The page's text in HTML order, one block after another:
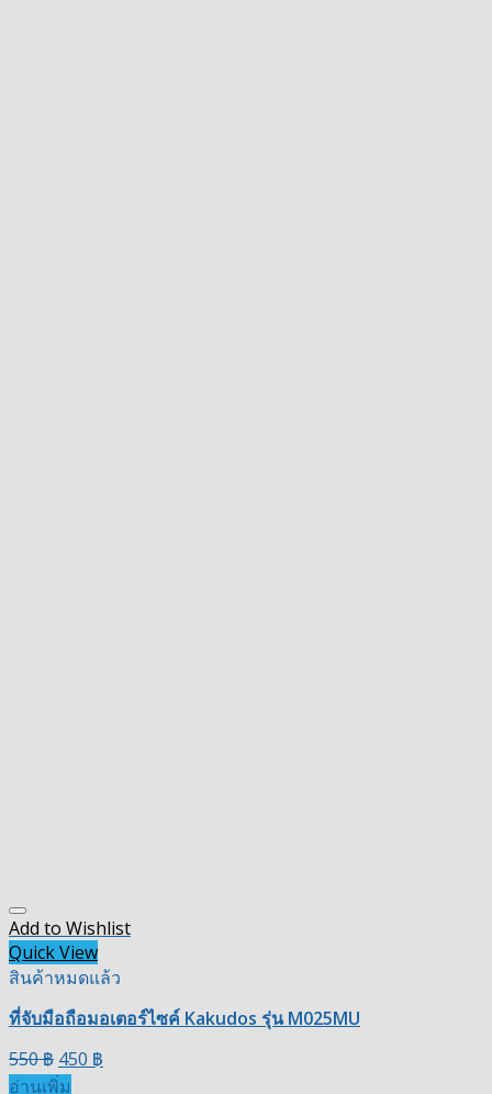
Add to Wishlist
Quick View
สินค้าหมดแล้ว
ที่จับมือถือมอเตอร์ไซค์ Kakudos รุ่น M025MU
550฿ 450 ฿
อ่านเพิ่ม